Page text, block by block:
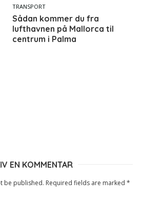
TRANSPORT
Sådan kommer du fra
lufthavnen på Mallorca til
centrum i Palma
EN KOMMENTAR
be published. Required fields are marked *